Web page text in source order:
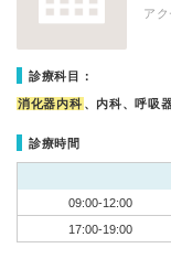
ア
診療科目：
消化器内科 、内科、呼吸
診療時間
09:00-12:00
17:00-19:00